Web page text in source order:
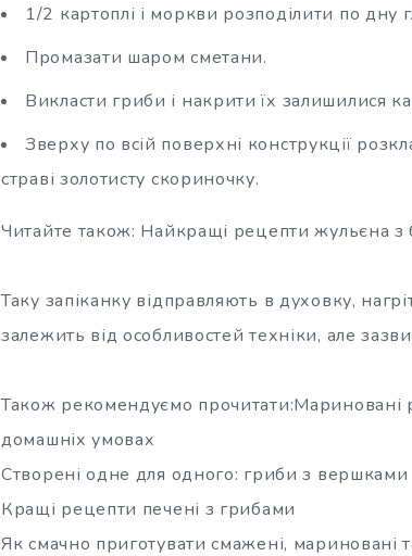
1/2 картоплі і моркви розподілити по
Промазати шаром сметани.
Викласти гриби і накрити їх залишилися
Зверху по всій поверхні конструкції
страві золотисту скориночку.
Читайте також: Найкращі рецепти жульєна з
Таку запіканку відправляють в духовку,
залежить від особливостей техніки, але
Також рекомендуємо прочитати:Мариновані
домашніх умовах
Створені одне для одного: гриби з вершками
Кращі рецепти печені з грибами
Як смачно приготувати смажені, мариновані